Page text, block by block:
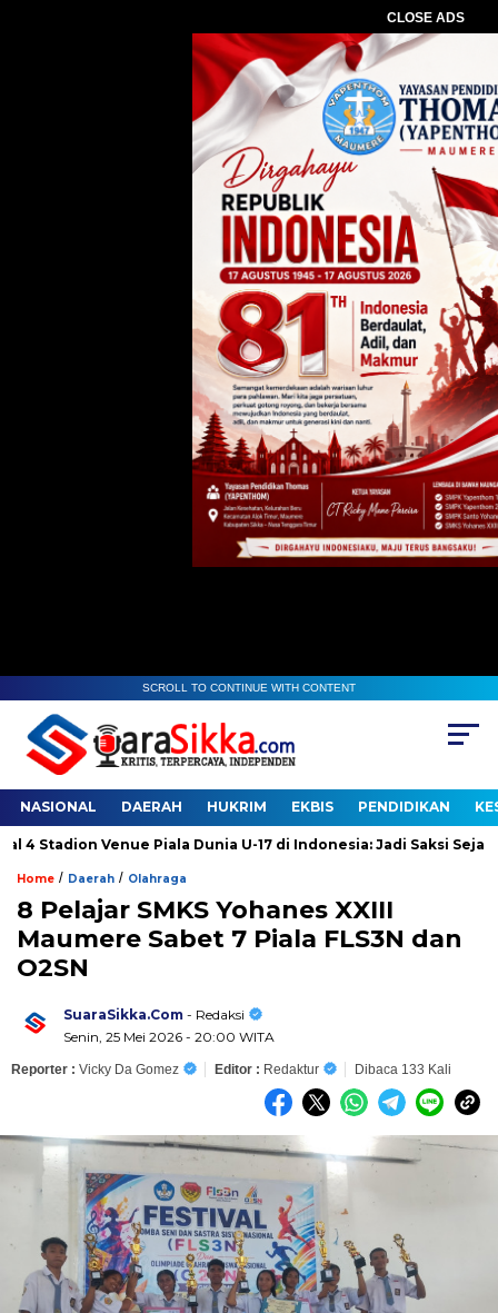
CLOSE ADS
SCROLL TO CONTINUE WITH CONTENT
NASIONAL DAERAH HUKRIM EKBIS PENDIDIKAN
Venue Piala Dunia U-17 di Indonesia: Jadi Saksi Sejarah
Home / Daerah / Olahraga
8 Pelajar SMKS Yohanes XXIII
Maumere Sabet 7 Piala FLS3N dan
O2SN
SuaraSikka.Com - Redaksi
Senin, 25 Mei 2026 - 20:00 WITA
Reporter : Vicky Da Gomez Editor : Redaktur Dibaca 133 Kali